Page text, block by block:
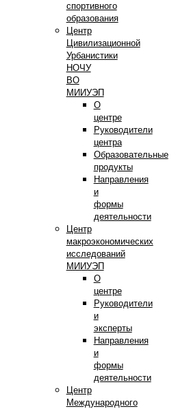
спортивного
образования
Центр
Цивилизационной
Урбанистики
НОЧУ
ВО
МИИУЭП
О
центре
Руководители
центра
Образовательные
продукты
Направления
и
формы
деятельности
Центр
макроэкономических
исследований
МИИУЭП
О
центре
Руководители
и
эксперты
Направления
и
формы
деятельности
Центр
Международного